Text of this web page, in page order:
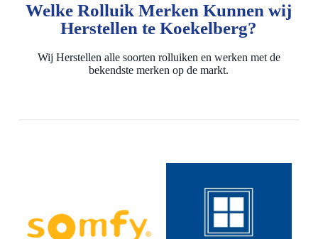
Welke Rolluik Merken Kunnen wij
Herstellen te Koekelberg?
Wij Herstellen alle soorten rolluiken en werken met de
bekendste merken op de markt.